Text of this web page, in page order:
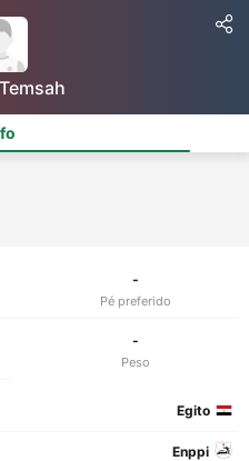
-
Pé preferido
-
Peso
Egito
Enppi